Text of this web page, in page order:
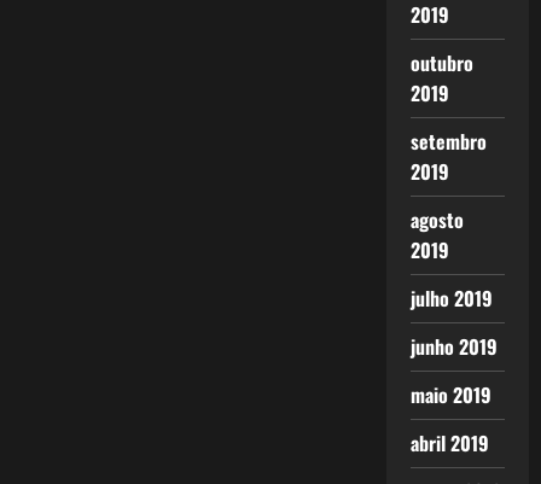
2019
outubro
2019
setembro
2019
agosto
2019
julho 2019
junho 2019
maio 2019
abril 2019